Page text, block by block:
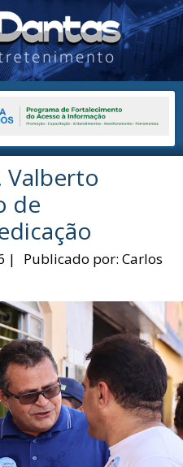
Valberto
de
| Publicado por:Carlos